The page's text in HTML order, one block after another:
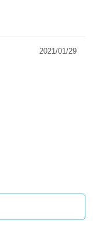
2021/01/29